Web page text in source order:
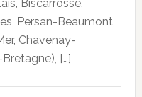
Biscarrosse,
Persan-Beaumont,
Chavenay-
[…]